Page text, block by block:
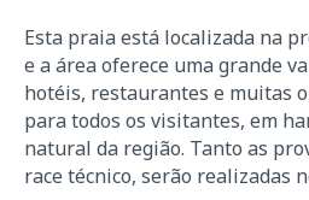
Esta praia está localizada na
e a área oferece uma grande
hotéis, restaurantes e muitas
para todos os visitantes, em
natural da região. Tanto as
race técnico, serão realizadas